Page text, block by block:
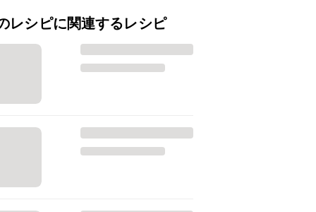
レシピに関連するレシピ